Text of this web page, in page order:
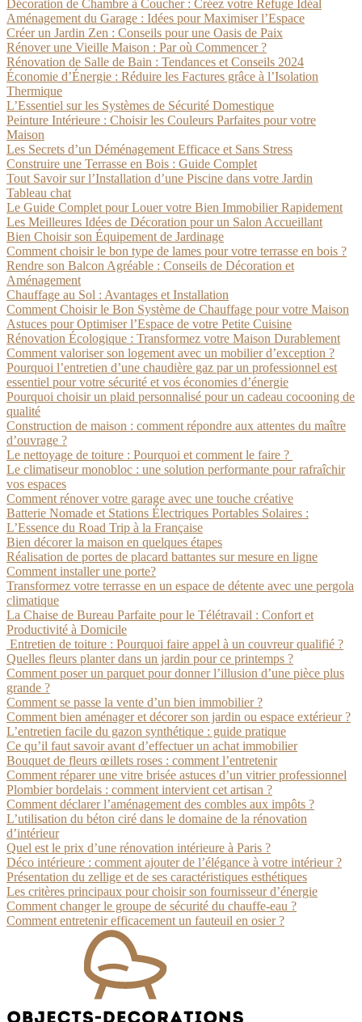
Décoration de Chambre à Coucher : Créez votre Refuge Idéal
Aménagement du Garage : Idées pour Maximiser l’Espace
Créer un Jardin Zen : Conseils pour une Oasis de Paix
Rénover une Vieille Maison : Par où Commencer ?
Rénovation de Salle de Bain : Tendances et Conseils 2024
Économie d’Énergie : Réduire les Factures grâce à l’Isolation
Thermique
L’Essentiel sur les Systèmes de Sécurité Domestique
Peinture Intérieure : Choisir les Couleurs Parfaites pour votre
Maison
Les Secrets d’un Déménagement Efficace et Sans Stress
Construire une Terrasse en Bois : Guide Complet
Tout Savoir sur l’Installation d’une Piscine dans votre Jardin
Tableau chat
Le Guide Complet pour Louer votre Bien Immobilier Rapidement
Les Meilleures Idées de Décoration pour un Salon Accueillant
Bien Choisir son Équipement de Jardinage
Comment choisir le bon type de lames pour votre terrasse en bois ?
Rendre son Balcon Agréable : Conseils de Décoration et
Aménagement
Chauffage au Sol : Avantages et Installation
Comment Choisir le Bon Système de Chauffage pour votre Maison
Astuces pour Optimiser l’Espace de votre Petite Cuisine
Rénovation Écologique : Transformez votre Maison Durablement
Comment valoriser son logement avec un mobilier d’exception ?
Pourquoi l’entretien d’une chaudière gaz par un professionnel est
essentiel pour votre sécurité et vos économies d’énergie
Pourquoi choisir un plaid personnalisé pour un cadeau cocooning de
qualité
Construction de maison : comment répondre aux attentes du maître
d’ouvrage ?
Le nettoyage de toiture : Pourquoi et comment le faire ?
Le climatiseur monobloc : une solution performante pour rafraîchir
vos espaces
Comment rénover votre garage avec une touche créative
Batterie Nomade et Stations Électriques Portables Solaires :
L’Essence du Road Trip à la Française
Bien décorer la maison en quelques étapes
Réalisation de portes de placard battantes sur mesure en ligne
Comment installer une porte?
Transformez votre terrasse en un espace de détente avec une pergola
climatique
La Chaise de Bureau Parfaite pour le Télétravail : Confort et
Productivité à Domicile
Entretien de toiture : Pourquoi faire appel à un couvreur qualifié ?
Quelles fleurs planter dans un jardin pour ce printemps ?
Comment poser un parquet pour donner l’illusion d’une pièce plus
grande ?
Comment se passe la vente d’un bien immobilier ?
Comment bien aménager et décorer son jardin ou espace extérieur ?
L’entretien facile du gazon synthétique : guide pratique
Ce qu’il faut savoir avant d’effectuer un achat immobilier
Bouquet de fleurs œillets roses : comment l’entretenir
Comment réparer une vitre brisée astuces d’un vitrier professionnel
Plombier bordelais : comment intervient cet artisan ?
Comment déclarer l’aménagement des combles aux impôts ?
L’utilisation du béton ciré dans le domaine de la rénovation
d’intérieur
Quel est le prix d’une rénovation intérieure à Paris ?
Déco intérieure : comment ajouter de l’élégance à votre intérieur ?
Présentation du zellige et de ses caractéristiques esthétiques
Les critères principaux pour choisir son fournisseur d’énergie
Comment changer le groupe de sécurité du chauffe-eau ?
Comment entretenir efficacement un fauteuil en osier ?